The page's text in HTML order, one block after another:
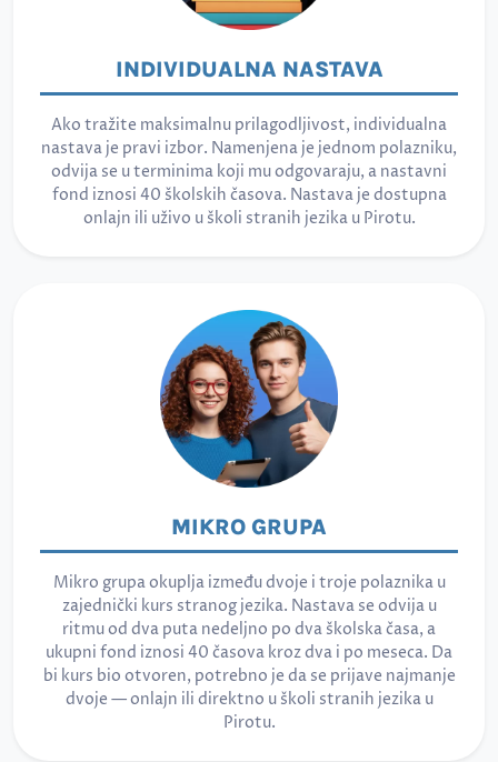
INDIVIDUALNA NASTAVA
Ako tražite maksimalnu prilagodljivost, individualna
nastava je pravi izbor. Namenjena je jednom polazniku,
odvija se u terminima koji mu odgovaraju, a nastavni
fond iznosi 40 školskih časova. Nastava je dostupna
onlajn ili uživo u školi stranih jezika u Pirotu.
MIKRO GRUPA
Mikro grupa okuplja između dvoje i troje polaznika u
zajednički kurs stranog jezika. Nastava se odvija u
ritmu od dva puta nedeljno po dva školska časa, a
ukupni fond iznosi 40 časova kroz dva i po meseca. Da
bi kurs bio otvoren, potrebno je da se prijave najmanje
dvoje — onlajn ili direktno u školi stranih jezika u
Pirotu.